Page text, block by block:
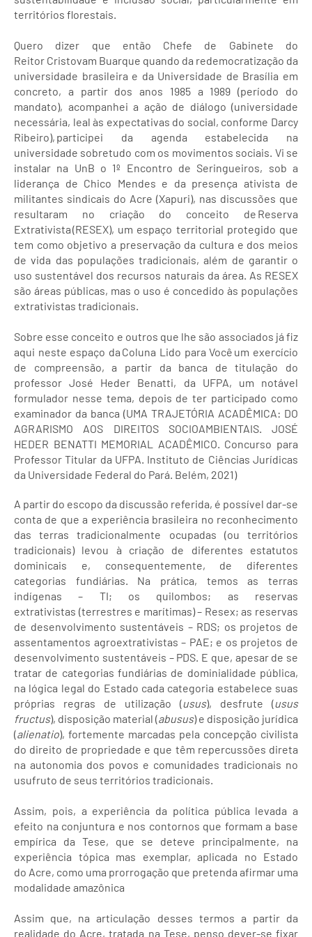
territórios florestais.
Quero dizer que então Chefe de Gabinete do
Reitor Cristovam Buarque quando da redemocratização da
universidade brasileira e da Universidade de Brasília em
concreto, a partir dos anos 1985 a 1989 (período do
mandato), acompanhei a ação de diálogo (universidade
necessária, leal às expectativas do social, conforme Darcy
Ribeiro), participei da agenda estabelecida na
universidade sobretudo com os movimentos sociais. Vi se
instalar na UnB o 1º Encontro de Seringueiros, sob a
liderança de Chico Mendes e da presença ativista de
militantes sindicais do Acre (Xapuri), nas discussões que
resultaram no criação do conceito de Reserva
Extrativista (RESEX), um espaço territorial protegido que
tem como objetivo a preservação da cultura e dos meios
de vida das populações tradicionais, além de garantir o
uso sustentável dos recursos naturais da área. As RESEX
são áreas públicas, mas o uso é concedido às populações
extrativistas tradicionais.
Sobre esse conceito e outros que lhe são associados já fiz
aqui neste espaço da Coluna Lido para Você um exercício
de compreensão, a partir da banca de titulação do
professor José Heder Benatti, da UFPA, um notável
formulador nesse tema, depois de ter participado como
examinador da banca (UMA TRAJETÓRIA ACADÊMICA: DO
AGRARISMO AOS DIREITOS SOCIOAMBIENTAIS. JOSÉ
HEDER BENATTI MEMORIAL ACADÊMICO. Concurso para
Professor Titular da UFPA. Instituto de Ciências Jurídicas
da Universidade Federal do Pará. Belém, 2021)
A partir do escopo da discussão referida, é possível dar-se
conta de que a experiência brasileira no reconhecimento
das terras tradicionalmente ocupadas (ou territórios
tradicionais) levou à criação de diferentes estatutos
dominicais e, consequentemente, de diferentes
categorias fundiárias. Na prática, temos as terras
indígenas – TI; os quilombos; as reservas
extrativistas (terrestres e marítimas) – Resex; as reservas
de desenvolvimento sustentáveis – RDS; os projetos de
assentamentos agroextrativistas – PAE; e os projetos de
desenvolvimento sustentáveis – PDS. E que, apesar de se
tratar de categorias fundiárias de dominialidade pública,
na lógica legal do Estado cada categoria estabelece suas
próprias regras de utilização (usus), desfrute (usus
fructus), disposição material (abusus) e disposição jurídica
(alienatio), fortemente marcadas pela concepção civilista
do direito de propriedade e que têm repercussões direta
na autonomia dos povos e comunidades tradicionais no
usufruto de seus territórios tradicionais.
Assim, pois, a experiência da política pública levada a
efeito na conjuntura e nos contornos que formam a base
empírica da Tese, que se deteve principalmente, na
experiência tópica mas exemplar, aplicada no Estado
do Acre, como uma prorrogação que pretenda afirmar uma
modalidade amazônica
Assim que, na articulação desses termos a partir da
realidade do Acre, tratada na Tese, penso dever-se fixar